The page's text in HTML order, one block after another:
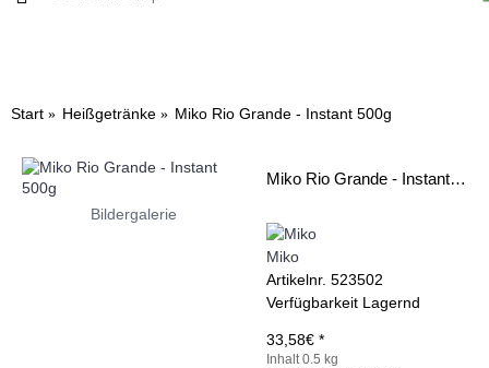
Start Heißgetränke Miko Rio Grande - Instant 500g
Bildergalerie
Miko Rio Grande - Instant 500g
Miko
Artikelnr. 523502
Verfügbarkeit Lagernd
33,58€ *
Inhalt 0.5 kg